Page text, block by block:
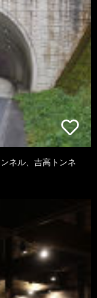
ネル、吉高トンネ